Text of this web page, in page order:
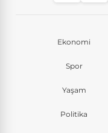
Ekonomi
Spor
Yaşam
Politika